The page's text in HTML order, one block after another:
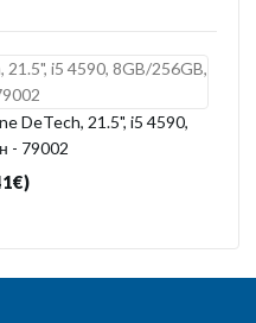
DeTech, 21.5", i5 4590,
- 79002